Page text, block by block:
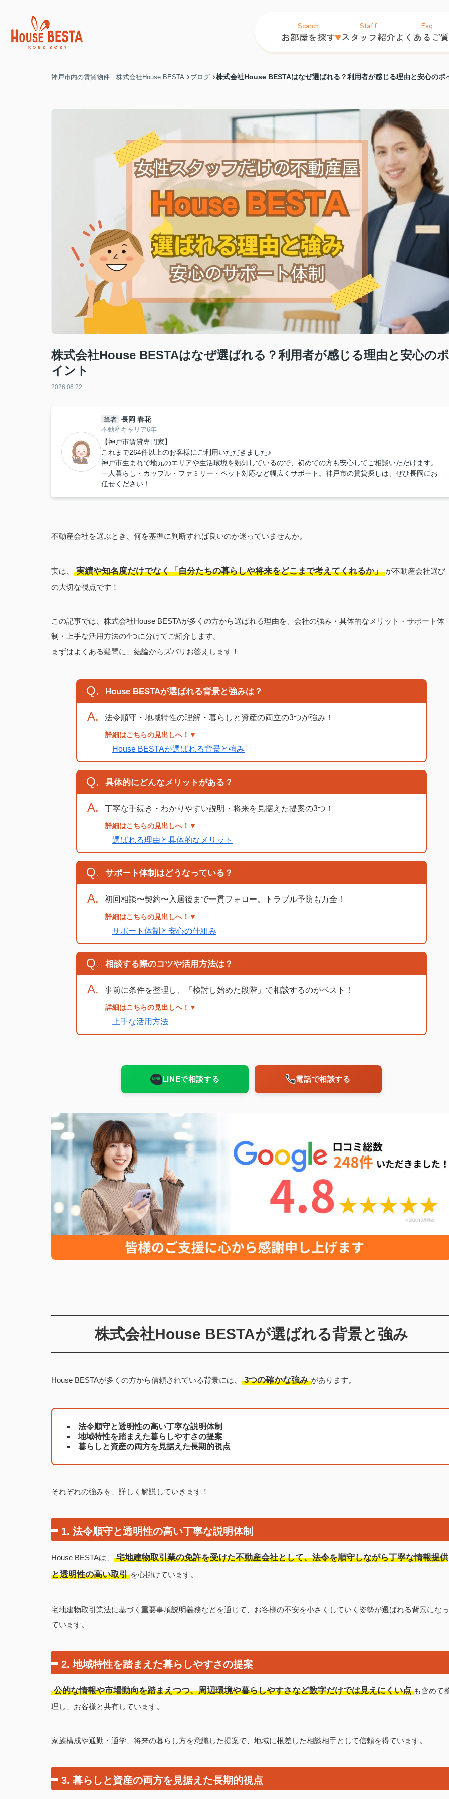
Search
お部屋を探す
Staff
スタッフ紹介
Faq
よくあるご
神戸市内の賃貸物件｜株式会社House BESTA ブログ 株式会社House BESTAはなぜ選ばれる？利用者が感じる理由と安心のポ
株式会社House BESTAはなぜ選ばれる？利用者が感じる理由と安心のポ
イント
2026.06.22
筆者 長岡 春花
不動産キャリア6年
【神戸市賃貸専門家】
これまで264件以上のお客様にご利用いただきました♪
神戸市生まれで地元のエリアや生活環境を熟知しているので、初めての方も安心してご相談いただけます。
一人暮らし・カップル・ファミリー・ペット対応など幅広くサポート。神戸市の賃貸探しは、ぜひ長岡にお
任せください！
不動産会社を選ぶとき、何を基準に判断すれば良いのか迷っていませんか。
実は、 実績や知名度だけでなく「自分たちの暮らしや将来をどこまで考えてくれるか」 が不動産会社選び
の大切な視点です！
この記事では、株式会社House BESTAが多くの方から選ばれる理由を、会社の強み・具体的なメリット・サポート体
制・上手な活用方法の4つに分けてご紹介します。
まずはよくある疑問に、結論からズバリお答えします！
Q. House BESTAが選ばれる背景と強みは？
A. 法令順守・地域特性の理解・暮らしと資産の両立の3つが強み！
詳細はこちらの見出しへ！▼
House BESTAが選ばれる背景と強み
Q. 具体的にどんなメリットがある？
A. 丁寧な手続き・わかりやすい説明・将来を見据えた提案の3つ！
詳細はこちらの見出しへ！▼
選ばれる理由と具体的なメリット
Q. サポート体制はどうなっている？
A. 初回相談〜契約〜入居後まで一貫フォロー。トラブル予防も万全！
詳細はこちらの見出しへ！▼
サポート体制と安心の仕組み
Q. 相談する際のコツや活用方法は？
A. 事前に条件を整理し、「検討し始めた段階」で相談するのがベスト！
詳細はこちらの見出しへ！▼
上手な活用方法
LINEで相談する 電話で相談する
株式会社House BESTAが選ばれる背景と強み
House BESTAが多くの方から信頼されている背景には、 3つの確かな強み があります。
法令順守と透明性の高い丁寧な説明体制
地域特性を踏まえた暮らしやすさの提案
暮らしと資産の両方を見据えた長期的視点
それぞれの強みを、詳しく解説していきます！
1. 法令順守と透明性の高い丁寧な説明体制
House BESTAは、
宅地建物取引業の免許を受けた不動産会社として、法令を順守しながら丁寧な情報提供
と透明性の高い取引 を心掛けています。
宅地建物取引業法に基づく重要事項説明義務などを通じて、お客様の不安を小さくしていく姿勢が選ばれる背景になっ
ています。
2. 地域特性を踏まえた暮らしやすさの提案
公的な情報や市場動向を踏まえつつ、周辺環境や暮らしやすさなど数字だけでは見えにくい点 も含めて
理し、お客様と共有しています。
家族構成や通勤・通学、将来の暮らし方を意識した提案で、地域に根差した相談相手として信頼を得ています。
3. 暮らしと資産の両方を 見据えた長期的視点